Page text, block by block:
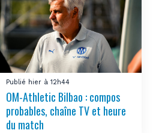
Publié hier à 12h44
OM-Athletic Bilbao : compos
probables, chaîne TV et heure
du match